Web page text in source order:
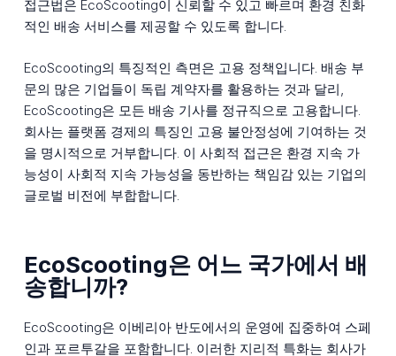
접근법은 EcoScooting이 신뢰할 수 있고 빠르며 환경 친화
적인 배송 서비스를 제공할 수 있도록 합니다.
EcoScooting의 특징적인 측면은 고용 정책입니다. 배송 부
문의 많은 기업들이 독립 계약자를 활용하는 것과 달리,
EcoScooting은 모든 배송 기사를 정규직으로 고용합니다.
회사는 플랫폼 경제의 특징인 고용 불안정성에 기여하는 것
을 명시적으로 거부합니다. 이 사회적 접근은 환경 지속 가
능성이 사회적 지속 가능성을 동반하는 책임감 있는 기업의
글로벌 비전에 부합합니다.
EcoScooting은 어느 국가에서 배
송합니까?
EcoScooting은 이베리아 반도에서의 운영에 집중하여 스페
인과 포르투갈을 포함합니다. 이러한 지리적 특화는 회사가